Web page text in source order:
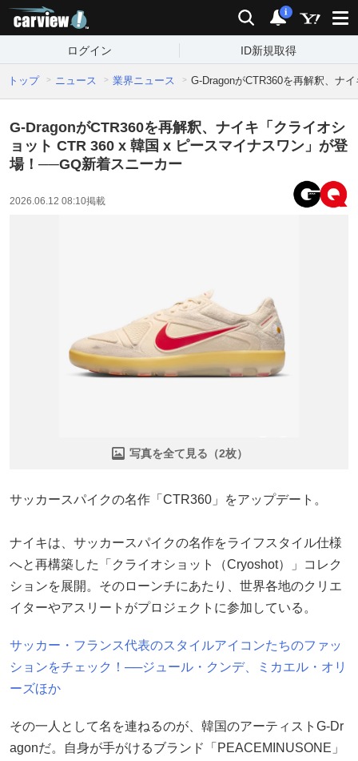
検索 通知
i
ログイン ID新規取得
トップ ニュース 業界ニュース G-DragonがCTR360を再解釈、ナ
G-DragonがCTR360を再解釈、ナイキ「クライオシ
ョット CTR 360 x 韓国 x ピースマイナスワン」が登
場！──GQ新着スニーカー
2026.06.12 08:10掲載
写真を全て見る（2枚）
サッカースパイクの名作「CTR360」をアップデート。
ナイキは、サッカースパイクの名作をライフスタイル仕様
へと再構築した「クライオショット（Cryoshot）」コレク
ションを展開。そのローンチにあたり、世界各地のクリエ
イターやアスリートがプロジェクトに参加している。
サッカー・フランス代表のスタイルアイコンたちのファッ
ションをチェック！──ジュール・クンデ、ミカエル・オリ
ーズほか
その一人として名を連ねるのが、韓国のアーティストG-Dr
agonだ。自身が手がけるブランド「PEACEMINUSONE」